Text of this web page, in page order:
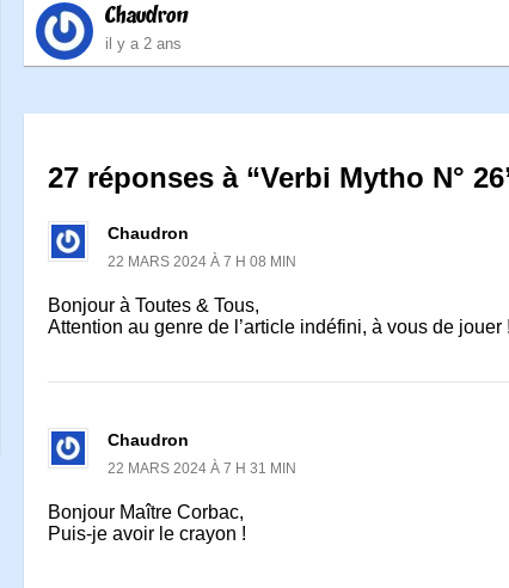
Chaudron
il y a 2 ans
27 réponses à “Verbi Mytho N°
Chaudron
22 MARS 2024 À 7 H 08 MIN
Bonjour à Toutes & Tous,
Attention au genre de l’article indéfini, à vous de jouer !
Chaudron
22 MARS 2024 À 7 H 31 MIN
Bonjour Maître Corbac,
Puis-je avoir le crayon !